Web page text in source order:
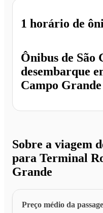
Ônibus de São
desembarque
Campo
1 horário de
Sobre a viagem
para Terminal
Grande
Preço médio da